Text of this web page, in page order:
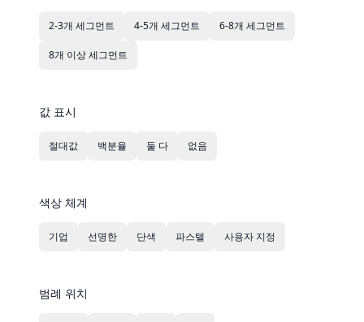
2-3개 세그먼트 4-5개 세그먼트 6-8개 세그먼트
8개 이상 세그먼트
값 표시
절대값 백분율 둘 다 없음
색상 체계
기업 선명한 단색 파스텔 사용자 지정
범례 위치